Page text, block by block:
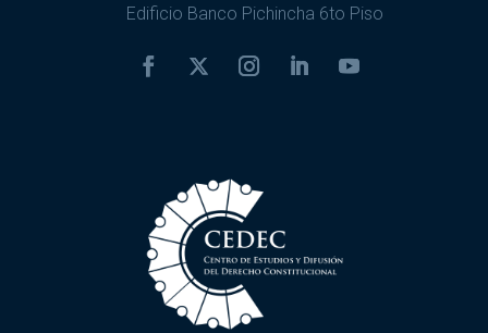
Edificio Banco Pichincha 6to Piso